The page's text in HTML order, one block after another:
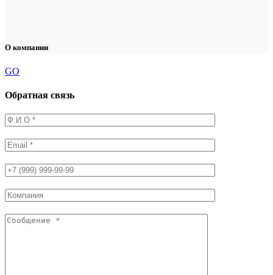
О компании
GO
Обратная связь